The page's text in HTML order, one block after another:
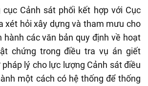
Cảnh sát phối kết hợp với Cục
xét hỏi xây dựng và tham mưu cho
hành các văn bản quy định về hoạt
chứng trong điều tra vụ án giết
lý cho lực lượng Cảnh sát điều
một cách có hệ thống để thống